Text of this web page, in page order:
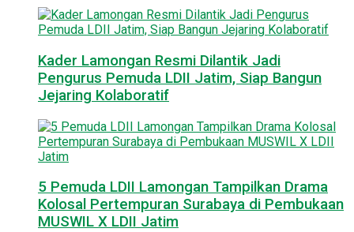
Kader Lamongan Resmi Dilantik Jadi
Pengurus Pemuda LDII Jatim, Siap Bangun
Jejaring Kolaboratif
5 Pemuda LDII Lamongan Tampilkan Drama
Kolosal Pertempuran Surabaya di Pembukaan
MUSWIL X LDII Jatim